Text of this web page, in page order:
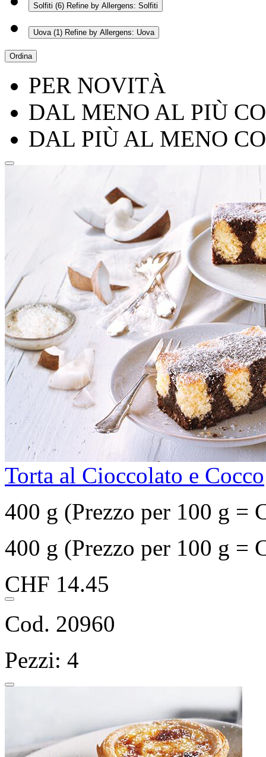
Solfiti (6) Refine by Allergens: Solfiti
Uova (1) Refine by Allergens: Uova
Ordina
PER NOVITÀ
DAL MENO AL PIÙ
DAL PIÙ AL MENO
Torta al Cioccolato e Cocco
400 g (Prezzo per 100 g =
400 g (Prezzo per 100 g =
CHF 14.45
Cod. 20960
Pezzi: 4